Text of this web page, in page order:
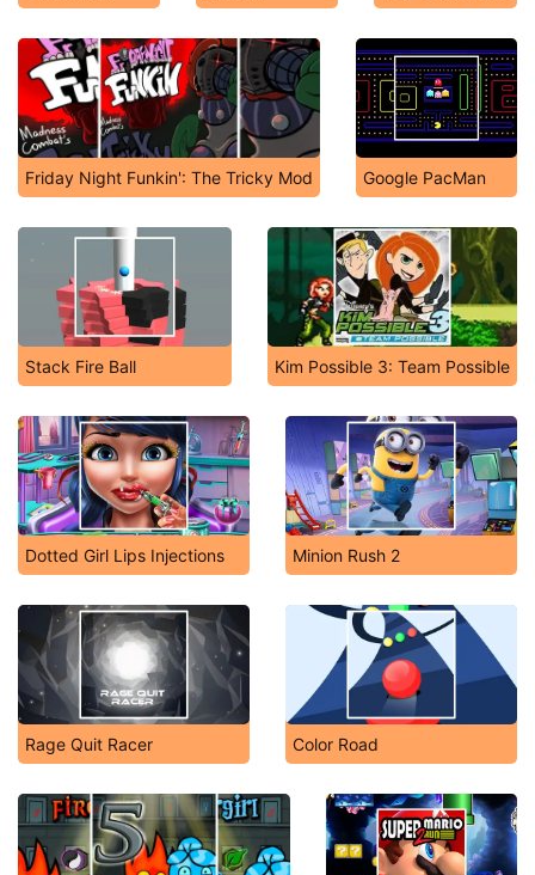
Friday Night Funkin': The Tricky Mod Google PacMan
Stack Fire Ball Kim Possible 3: Team Possible
Dotted Girl Lips Injections Minion Rush 2
Rage Quit Racer Color Road